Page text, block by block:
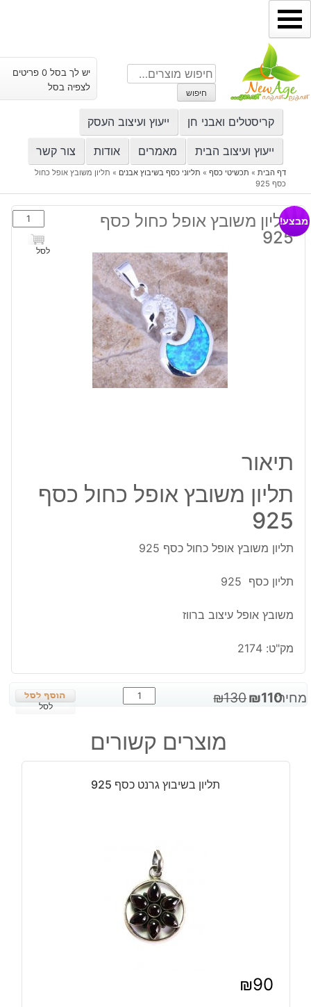
דילוג
לתוכן
חיפוש
עבור:
חיפוש
יש לך בסל 0 פריטים
לצפיה בסל
קריסטלים ואבני חן ייעוץ ועיצוב העסק
ייעוץ ועיצוב הבית מאמרים אודות צור קשר
דף הבית» תכשיטי כסף» תליוני כסף בשיבוץ אבנים » תליון משובץ אופל כחול
כסף 925
תליון משובץ אופל כחול כסף
925
כמות
של
תליון
לסל
מבצע!
תיאור
תליון משובץ אופל כחול כסף
925
תליון משובץ אופל כחול כסף 925
תליון כסף 925
משובץ אופל עיצוב ברווז
מק"ט: 2174
מחיר: ₪130המחיר
₪110
המחיר
₪110.
כמות
של
משובץ
אופל
כסף
לסל
מוצרים קשורים
תליון בשיבוץ גרנט כסף 925
₪90